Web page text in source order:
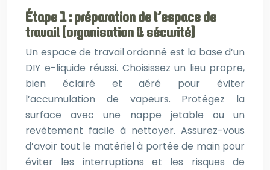
Étape 1 : préparation de l’espace de
travail (organisation & sécurité)
Un espace de travail ordonné est la base d’un
DIY e-liquide réussi. Choisissez un lieu propre,
bien éclairé et aéré pour éviter
l’accumulation de vapeurs. Protégez la
surface avec une nappe jetable ou un
revêtement facile à nettoyer. Assurez-vous
d’avoir tout le matériel à portée de main pour
éviter les interruptions et les risques de